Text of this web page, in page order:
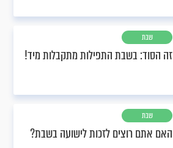
שבת
זה הסוד: בשבת התפילות מתקבלות מיד!
שבת
האם אתם רוצים לזכות לישועה בשבת?